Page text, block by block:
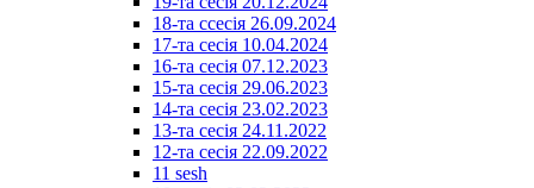
18-та ссесія 26.09.2024
17-та сесія 10.04.2024
16-та сесія 07.12.2023
15-та сесія 29.06.2023
14-та сесія 23.02.2023
13-та сесія 24.11.2022
12-та сесія 22.09.2022
11 sesh